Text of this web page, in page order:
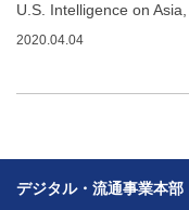
U.S. Intelligence on
2020.04.04
デジタル・流通事業本部